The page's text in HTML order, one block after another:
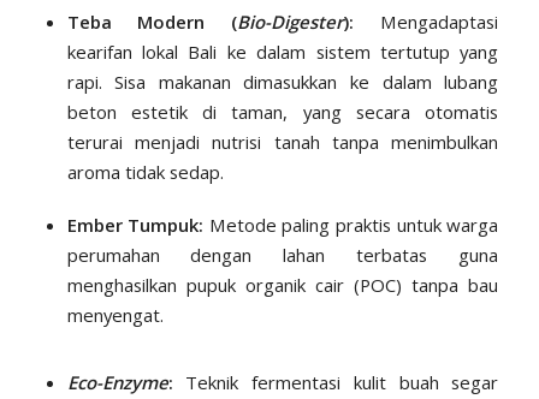
Teba Modern (Bio-Digester): Mengadaptasi
kearifan lokal Bali ke dalam sistem tertutup yang
rapi. Sisa makanan dimasukkan ke dalam lubang
beton estetik di taman, yang secara otomatis
terurai menjadi nutrisi tanah tanpa menimbulkan
aroma tidak sedap.
Ember Tumpuk: Metode paling praktis untuk warga
perumahan dengan lahan terbatas guna
menghasilkan pupuk organik cair (POC) tanpa bau
menyengat.
Eco-Enzyme: Teknik fermentasi kulit buah segar